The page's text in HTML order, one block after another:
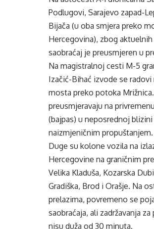
Podlugovi, Sarajevo zapad-
Bijača (u oba smjera preko
Hercegovina), zbog aktuelnih
saobraćaj je preusmjeren u
Na magistralnoj cesti M-5
Izačić-Bihać izvode se
mosta preko potoka
preusmjeravaju na
(bajpas) u neposrednoj blizini
naizmjeničnim propuštanjem.
Duge su kolone vozila na
Hercegovine na graničnim
Velika Kladuša, Kozarska
Gradiška, Brod i Orašje. Na
prelazima, povremeno se
saobraćaja, ali zadržavanja
nisu duža od 30 minuta.